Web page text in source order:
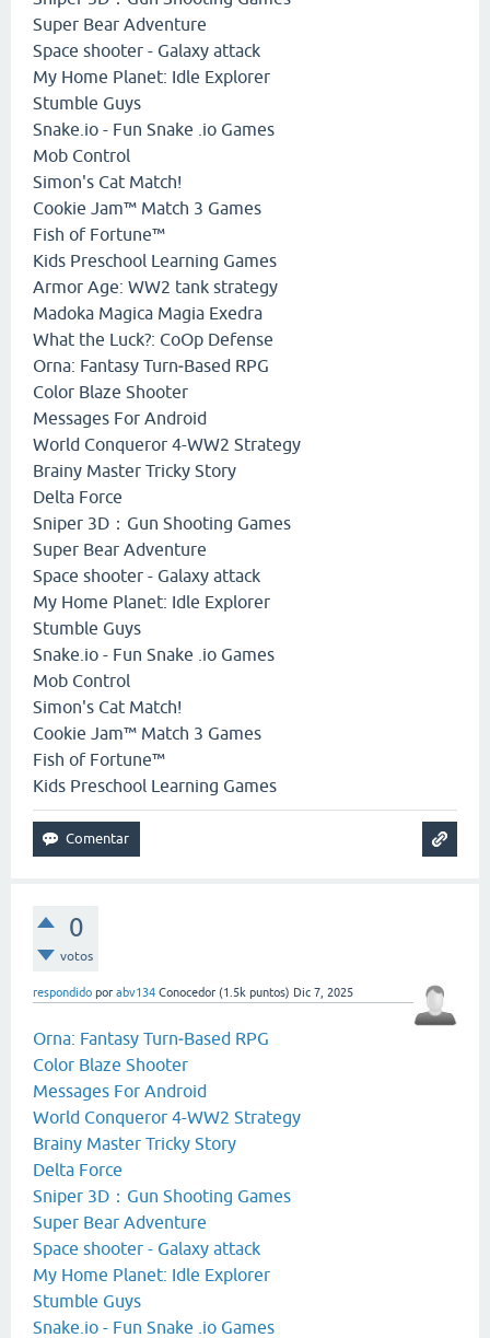
Super Bear Adventure
Space shooter - Galaxy attack
My Home Planet: Idle Explorer
Stumble Guys
Snake.io - Fun Snake .io Games
Mob Control
Simon's Cat Match!
Cookie Jam™ Match 3 Games
Fish of Fortune™
Kids Preschool Learning Games
Armor Age: WW2 tank strategy
Madoka Magica Magia Exedra
What the Luck?: CoOp Defense
Orna: Fantasy Turn‑Based RPG
Color Blaze Shooter
Messages For Android
World Conqueror 4-WW2 Strategy
Brainy Master Tricky Story
Delta Force
Sniper 3D：Gun Shooting Games
Super Bear Adventure
Space shooter - Galaxy attack
My Home Planet: Idle Explorer
Stumble Guys
Snake.io - Fun Snake .io Games
Mob Control
Simon's Cat Match!
Cookie Jam™ Match 3 Games
Fish of Fortune™
Kids Preschool Learning Games
0
votos
respondido por abv134 Conocedor (1.5k puntos) Dic 7, 2025
Orna: Fantasy Turn‑Based RPG
Color Blaze Shooter
Messages For Android
World Conqueror 4-WW2 Strategy
Brainy Master Tricky Story
Delta Force
Sniper 3D：Gun Shooting Games
Super Bear Adventure
Space shooter - Galaxy attack
My Home Planet: Idle Explorer
Stumble Guys
Snake.io - Fun Snake .io Games